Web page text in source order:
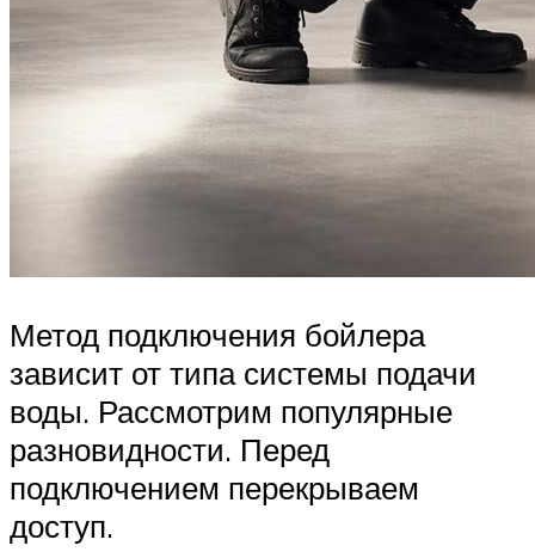
Метод подключения бойлера
зависит от типа системы подачи
воды. Рассмотрим популярные
разновидности. Перед
подключением перекрываем
доступ.